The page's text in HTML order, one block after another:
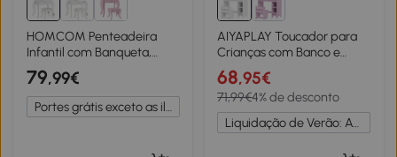
HOMCOM Penteadeira
Infantil com Banqueta,
Penteadeira 2 em 1 com
Espelho Triplo e Gaveta
Deslizante - Dim. 63L x 40l
x 85,5H cm - Branco
79,99€
Portes grátis exceto as ilhas
AIYAPLAY Toucador para
Crianças com Banco e
Espelho em Forma de Flor
com Compartimentos
Abertos 70x39x92,5 cm
Branco
68,95€
71,99€4% de desconto
Liquidação de Verão: Até -20%